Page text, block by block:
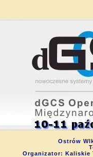
Ostrów
Organizator: Kaliskie